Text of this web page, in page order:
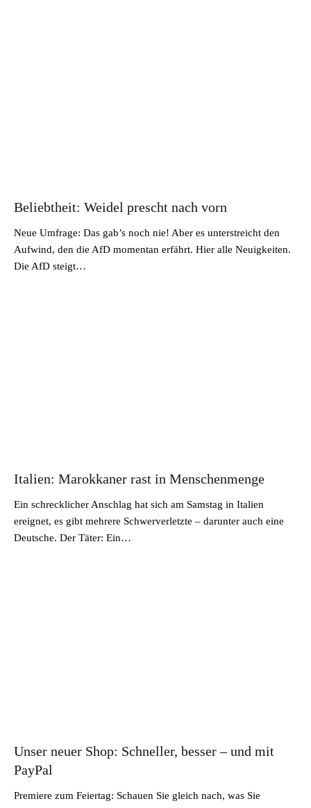
Beliebtheit: Weidel prescht nach vorn
Neue Umfrage: Das gab’s noch nie! Aber es unterstreicht den
Aufwind, den die AfD momentan erfährt. Hier alle Neuigkeiten.
Die AfD steigt…
Italien: Marokkaner rast in Menschenmenge
Ein schrecklicher Anschlag hat sich am Samstag in Italien
ereignet, es gibt mehrere Schwerverletzte – darunter auch eine
Deutsche. Der Täter: Ein…
Unser neuer Shop: Schneller, besser – und mit
PayPal
Premiere zum Feiertag: Schauen Sie gleich nach, was Sie